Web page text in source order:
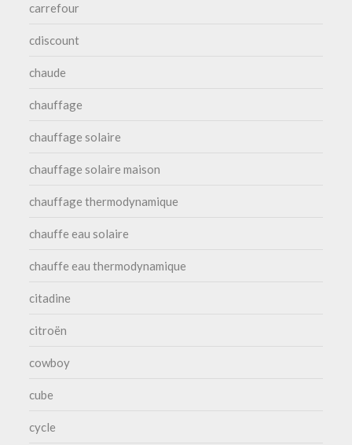
carrefour
cdiscount
chaude
chauffage
chauffage solaire
chauffage solaire maison
chauffage thermodynamique
chauffe eau solaire
chauffe eau thermodynamique
citadine
citroën
cowboy
cube
cycle